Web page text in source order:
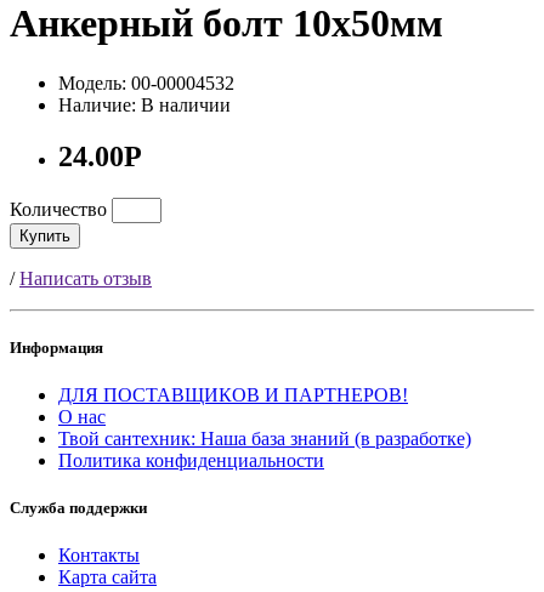
Анкерный болт 10х50мм
Модель: 00-00004532
Наличие: В наличии
24.00Р
Количество
Купить
/Написать отзыв
Информация
ДЛЯ ПОСТАВЩИКОВ И ПАРТНЕРОВ!
О нас
Твой сантехник: Наша база знаний (в разработке)
Политика конфиденциальности
Служба поддержки
Контакты
Карта сайта